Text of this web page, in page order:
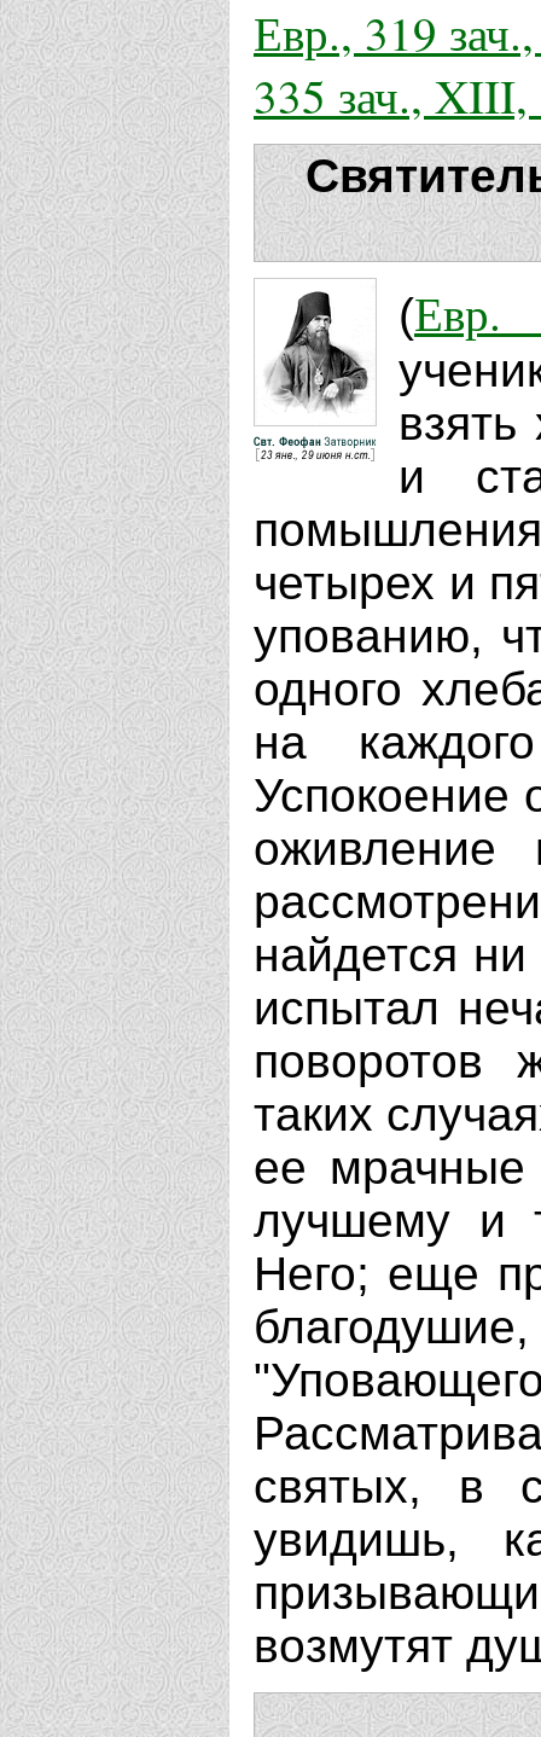
Евр., 319
335 зач.,
(Евр.
и
четырех и
упованию,
одного
на
Успокоение
оживление
найдется
испытал
поворотов
таких
ее мрачные
лучшему и
Него; еще
святых, в
увидишь,
возмутят